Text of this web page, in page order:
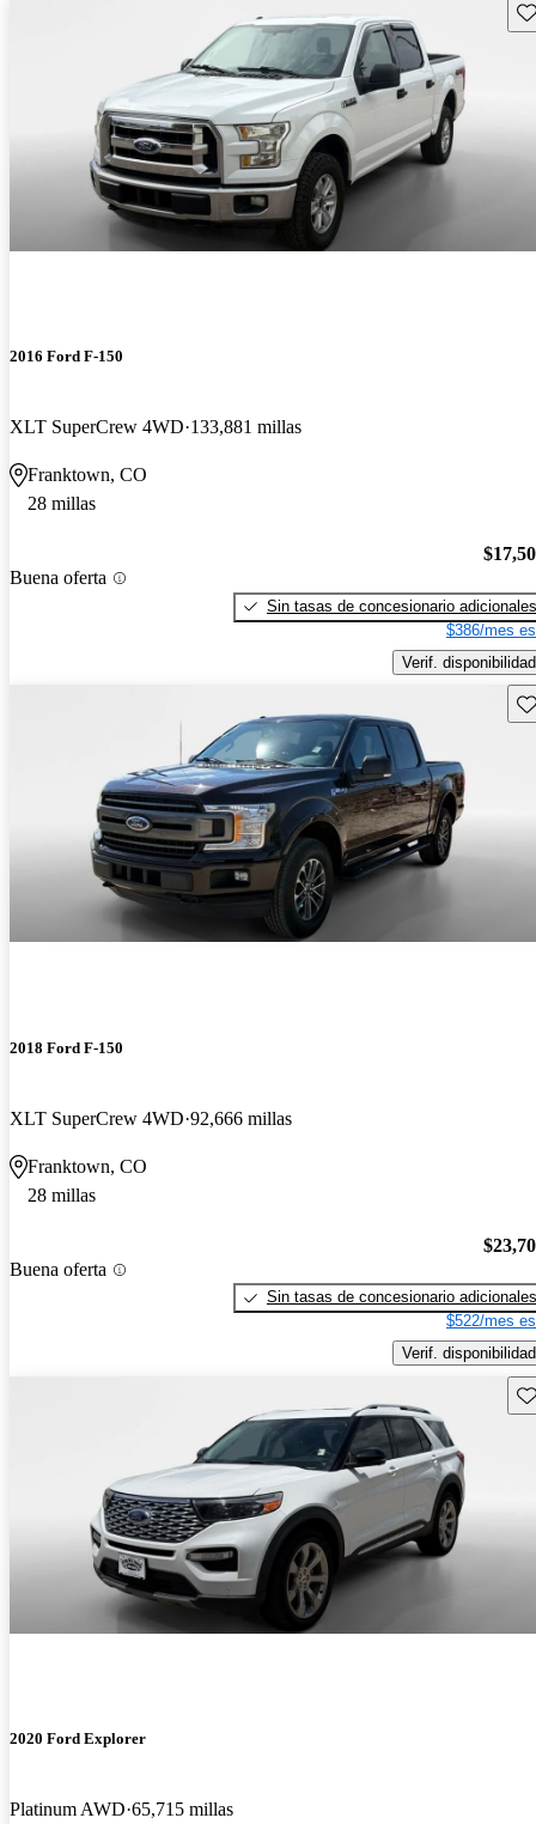
2016 Ford F-150
XLT SuperCrew 4WD 133,881 millas
Franktown, CO
28 millas
Buena oferta
Sin tasas de concesionario adicionales
$386/mes
Verif. disponibilidad
2018 Ford F-150
XLT SuperCrew 4WD 92,666 millas
Franktown, CO
28 millas
Buena oferta
Sin tasas de concesionario adicionales
$522/mes
Verif. disponibilidad
2020 Ford Explorer
Platinum AWD 65,715 millas